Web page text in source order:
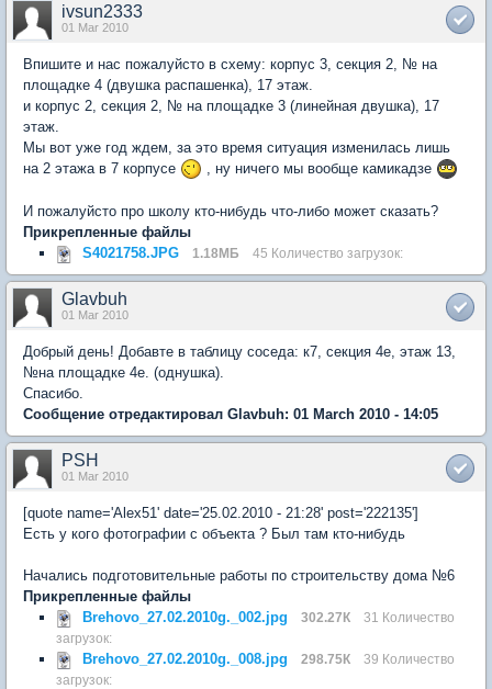
ivsun2333
01 Mar 2010
Впишите и нас пожалуйсто в схему: корпус 3, секция 2, № на
площадке 4 (двушка распашенка), 17 этаж.
и корпус 2, секция 2, № на площадке 3 (линейная двушка), 17
этаж.
Мы вот уже год ждем, за это время ситуация изменилась лишь
на 2 этажа в 7 корпусе
, ну ничего мы вообще камикадзе
И пожалуйсто про школу кто-нибудь что-либо может сказать?
Прикрепленные файлы
S4021758.JPG
1.18МБ 45 Количество загрузок:
Glavbuh
01 Mar 2010
Добрый день! Добавте в таблицу соседа: к7, секция 4е, этаж 13,
№на площадке 4е. (однушка).
Спасибо.
Сообщение отредактировал Glavbuh: 01 March 2010 - 14:05
PSH
01 Mar 2010
[quote name='Alex51' date='25.02.2010 - 21:28' post='222135']
Есть у кого фотографии с объекта ? Был там кто-нибудь
Начались подготовительные работы по строительству дома №6
Прикрепленные файлы
Brehovo_27.02.2010g._002.jpg
302.27К
31 Количество
загрузок:
Brehovo_27.02.2010g._008.jpg 298.75К
39 Количество
загрузок: